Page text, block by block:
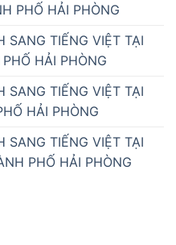
PHỐ HẢI PHÒNG
SANG TIẾNG VIỆT TẠI
HẢI PHÒNG
SANG TIẾNG VIỆT TẠI
HẢI PHÒNG
SANG TIẾNG VIỆT TẠI
PHỐ HẢI PHÒNG